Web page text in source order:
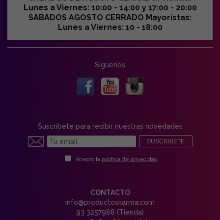
Lunes a Viernes: 10:00 - 14:00 y 17:00 - 20:00
SABADOS AGOSTO CERRADO Mayoristas:
Lunes a Viernes: 10 - 18:00
Síguenos
Suscríbete para recibir nuestras novedades
SUSCRIBETE
Acepto la política de privacidad
CONTACTO
info@productoskarma.com
93 3257988 (Tienda)